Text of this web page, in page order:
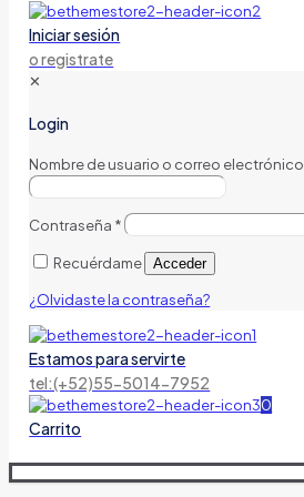
Iniciar sesión
o registrate
✕
Login
Nombre de usuario o correo electrónico
Contraseña *
Recuérdame Acceder
¿Olvidaste la contraseña?
Estamos para servirte
tel:(+52)55-5014-7952
0
Carrito